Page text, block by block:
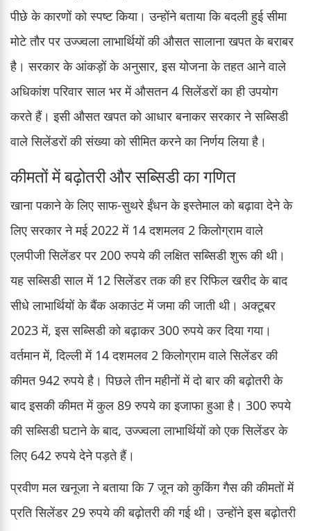
पीछे के कारणों को स्पष्ट किया। उन्होंने बताया कि बदली हुई सीमा
मोटे तौर पर उज्ज्वला लाभार्थियों की औसत सालाना खपत के बराबर
है। सरकार के आंकड़ों के अनुसार, इस योजना के तहत आने वाले
अधिकांश परिवार साल भर में औसतन 4 सिलेंडरों का ही उपयोग
करते हैं। इसी औसत खपत को आधार बनाकर सरकार ने सब्सिडी
वाले सिलेंडरों की संख्या को सीमित करने का निर्णय लिया है।
कीमतों में बढ़ोतरी और सब्सिडी का गणित
खाना पकाने के लिए साफ-सुथरे ईंधन के इस्तेमाल को बढ़ावा देने के
लिए सरकार ने मई 2022 में 14 दशमलव 2 किलोग्राम वाले
एलपीजी सिलेंडर पर 200 रुपये की लक्षित सब्सिडी शुरू की थी।
यह सब्सिडी साल में 12 सिलेंडर तक की हर रिफिल खरीद के बाद
सीधे लाभार्थियों के बैंक अकाउंट में जमा की जाती थी। अक्टूबर
2023 में, इस सब्सिडी को बढ़ाकर 300 रुपये कर दिया गया।
वर्तमान में, दिल्ली में 14 दशमलव 2 किलोग्राम वाले सिलेंडर की
कीमत 942 रुपये है। पिछले तीन महीनों में दो बार की बढ़ोतरी के
बाद इसकी कीमत में कुल 89 रुपये का इजाफा हुआ है। 300 रुपये
की सब्सिडी घटाने के बाद, उज्ज्वला लाभार्थियों को एक सिलेंडर के
लिए 642 रुपये देने पड़ते हैं।
प्रवीण मल खनूजा ने बताया कि 7 जून को कुकिंग गैस की कीमतों में
प्रति सिलेंडर 29 रुपये की बढ़ोतरी की गई थी। उन्होंने इस बढ़ोतरी